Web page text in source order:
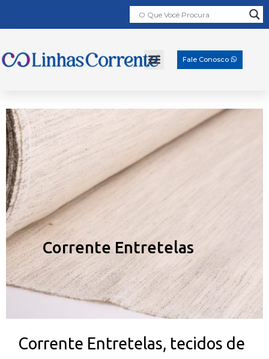
Fale Conosco
Corrente Entretelas
Corrente Entretelas, tecidos de